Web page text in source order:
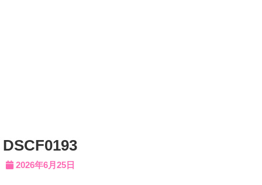
DSCF0193
2026年6月25日